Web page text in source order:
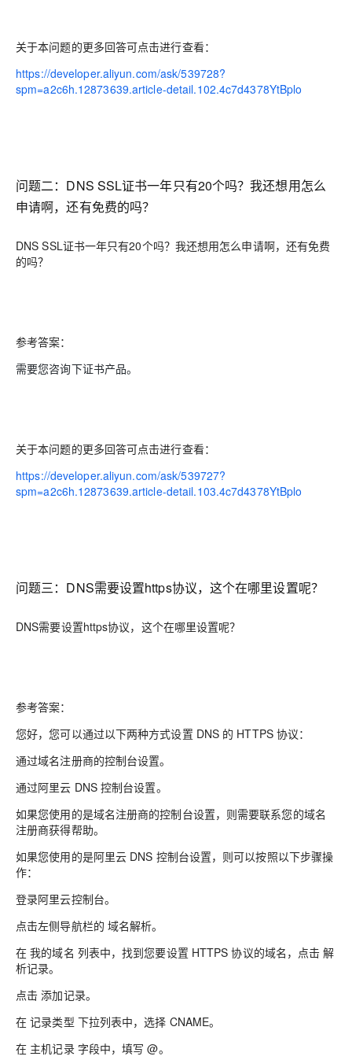
关于本问题的更多回答可点击进行查看：
https://developer.aliyun.com/ask/539728?
spm=a2c6h.12873639.article-detail.102.4c7d4378YtBplo
问题二：DNS SSL证书一年只有20个吗？我还想用怎么
申请啊，还有免费的吗？
DNS SSL证书一年只有20个吗？我还想用怎么申请啊，还有免费
的吗？
参考答案：
需要您咨询下证书产品。
关于本问题的更多回答可点击进行查看：
https://developer.aliyun.com/ask/539727?
spm=a2c6h.12873639.article-detail.103.4c7d4378YtBplo
问题三：DNS需要设置https协议，这个在哪里设置呢？
DNS需要设置https协议，这个在哪里设置呢？
参考答案：
您好，您可以通过以下两种方式设置 DNS 的 HTTPS 协议：
通过域名注册商的控制台设置。
通过阿里云 DNS 控制台设置。
如果您使用的是域名注册商的控制台设置，则需要联系您的域名
注册商获得帮助。
如果您使用的是阿里云 DNS 控制台设置，则可以按照以下步骤操
作：
登录阿里云控制台。
点击左侧导航栏的 域名解析。
在 我的域名 列表中，找到您要设置 HTTPS 协议的域名，点击 解
析记录。
点击 添加记录。
在 记录类型 下拉列表中，选择 CNAME。
在 主机记录 字段中，填写 @。